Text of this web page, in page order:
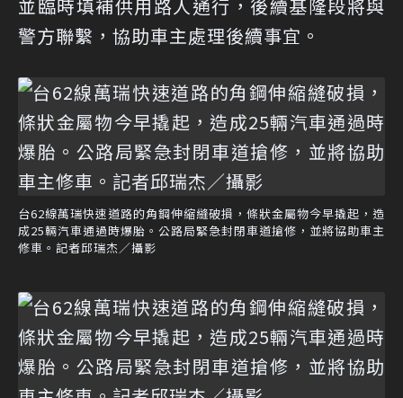
並臨時填補供用路人通行，後續基隆段將與
警方聯繫，協助車主處理後續事宜。
台62線萬瑞快速道路的角鋼伸縮縫破損，條狀金屬物今早撬起，造
成25輛汽車通過時爆胎。公路局緊急封閉車道搶修，並將協助車主
修車。記者邱瑞杰／攝影